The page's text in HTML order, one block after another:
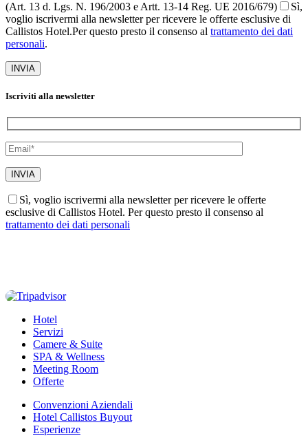
(Art. 13 d. Lgs. N. 196/2003 e Artt. 13-14 Reg. UE 2016/679)
Sì,
voglio iscrivermi alla newsletter per ricevere le offerte esclusive di
Callistos Hotel.Per questo presto il consenso al trattamento dei dati
personali.
Iscriviti alla newsletter
Sì, voglio iscrivermi alla newsletter per ricevere le offerte
esclusive di Callistos Hotel. Per questo presto il consenso al
trattamento dei dati personali
Hotel
Servizi
Camere & Suite
SPA & Wellness
Meeting Room
Offerte
Convenzioni Aziendali
Hotel Callistos Buyout
Esperienze